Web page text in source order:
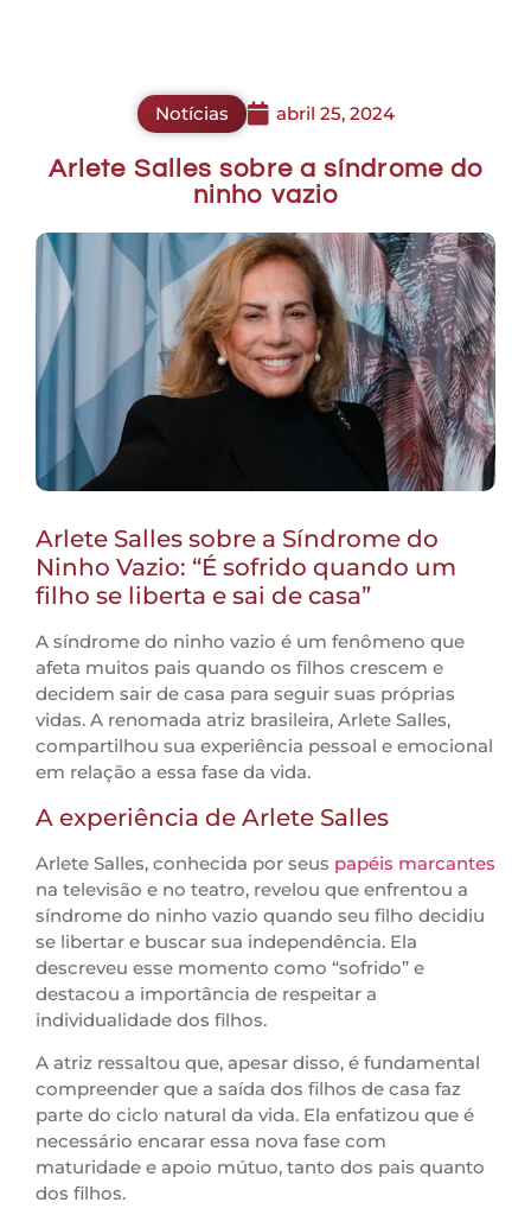
Notícias abril 25, 2024
Arlete Salles sobre a síndrome do
ninho vazio
Arlete Salles sobre a Síndrome do
Ninho Vazio: “É sofrido quando um
filho se liberta e sai de casa”
A síndrome do ninho vazio é um fenômeno que
afeta muitos pais quando os filhos crescem e
decidem sair de casa para seguir suas próprias
vidas. A renomada atriz brasileira, Arlete Salles,
compartilhou sua experiência pessoal e emocional
em relação a essa fase da vida.
A experiência de Arlete Salles
Arlete Salles, conhecida por seus papéis marcantes
na televisão e no teatro, revelou que enfrentou a
síndrome do ninho vazio quando seu filho decidiu
se libertar e buscar sua independência. Ela
descreveu esse momento como “sofrido” e
destacou a importância de respeitar a
individualidade dos filhos.
A atriz ressaltou que, apesar disso, é fundamental
compreender que a saída dos filhos de casa faz
parte do ciclo natural da vida. Ela enfatizou que é
necessário encarar essa nova fase com
maturidade e apoio mútuo, tanto dos pais quanto
dos filhos.